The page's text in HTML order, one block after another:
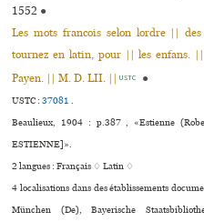
1552 ●
Les mots francois selon lordre ||
tournez en latin, pour || les enfans.
Payen. || M. D. LII. ||
USTC ●
USTC :37081.
Beaulieux, 1904 : p.387 , «Estienne
ESTIENNE]».
2 langues :Français ♢Latin ♢
4 localisations dans des établissements
München (De), Bayerische